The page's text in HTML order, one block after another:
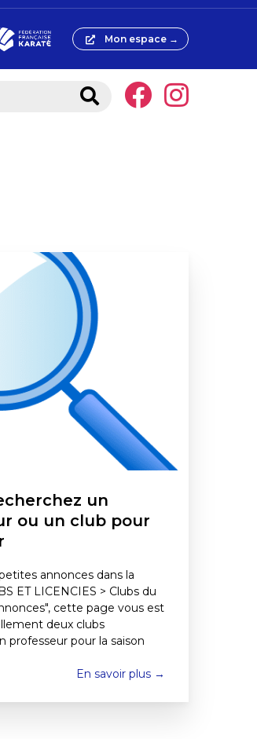
Mon espace →
un
ou un club pour
annonces dans la
ET LICENCIES > Clubs du
cette page vous est
deux clubs
professeur pour la saison
En savoir plus →